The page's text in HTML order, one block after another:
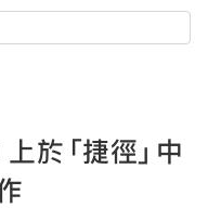
於「捷徑」中